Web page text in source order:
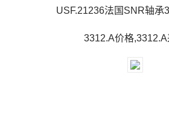
USF.21236法国SNR轴承
3312.A价格,3312.A